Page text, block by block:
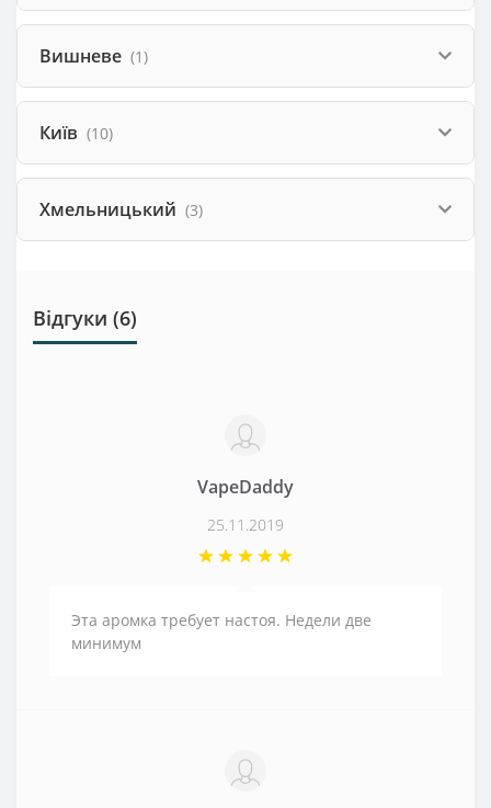
Вишневе (1)
Київ (10)
Хмельницький (3)
Відгуки (6)
VapeDaddy
25.11.2019
Эта аромка требует настоя. Недели две
минимум